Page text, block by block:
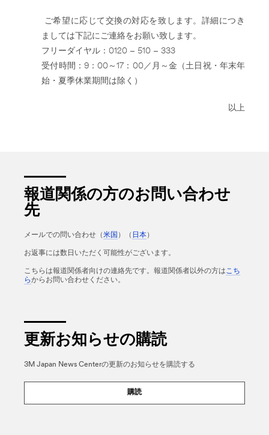
ご希望に応じて交換の対応を致します。詳細につき
ましては下記にご連絡をお願い致します。
フリーダイヤル：0120 – 510 – 333
受付時間：9：00～17：00／月～金（土日祝・年末年
始・夏季休業期間は除く）
以上
報道関係の方のお問い合わせ
先
メールでの問い合わせ（米国 ）（ 日本）
お返事には数日いただく可能性がございます。
こちらは報道関係者向けの連絡先です。報道関係者以外の方はこち
らからお問い合わせください。
更新お知らせの購読
3M Japan News Centerの更新のお知らせを購読する
購読